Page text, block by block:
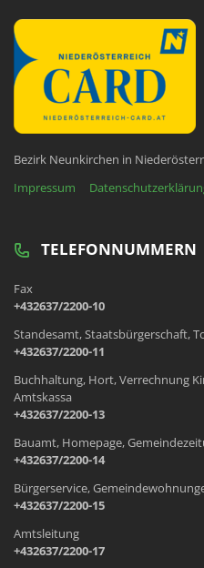
Bezirk Neunkirchen in
Impressum
TELEFONNUMMERN
Fax
+432637/2200-10
Standesamt, Staatsbürgerschaft,
+432637/2200-11
Buchhaltung, Hort, Verrechnung
Amtskassa
+432637/2200-13
Bauamt, Homepage,
+432637/2200-14
Bürgerservice,
+432637/2200-15
Amtsleitung
+432637/2200-17